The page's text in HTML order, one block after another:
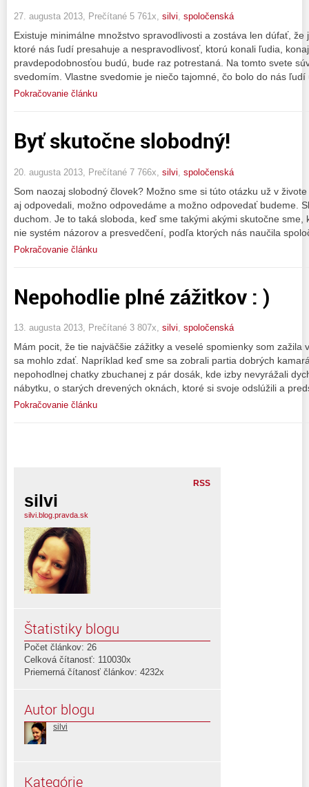
27. augusta 2013, Prečítané 5 761x, silvi spoločenská
Existuje minimálne množstvo spravodlivosti a zostáva len dúfať,
ktoré nás ľudí presahuje a nespravodlivosť, ktorú konali ľudia,
pravdepodobnosťou budú, bude raz potrestaná. Na tomto svete
svedomím. Vlastne svedomie je niečo tajomné, čo bolo do nás
Pokračovanie článku
Byť skutočne slobodný!
20. augusta 2013, Prečítané 7 766x, silvi spoločenská
Som naozaj slobodný človek? Možno sme si túto otázku už v
aj odpovedali, možno odpovedáme a možno odpovedať budeme.
duchom. Je to taká sloboda, keď sme takými akými skutočne sme,
nie systém názorov a presvedčení, podľa ktorých nás naučila
Pokračovanie článku
Nepohodlie plné zážitkov : )
13. augusta 2013, Prečítané 3 807x, silvi, spoločenská
Mám pocit, že tie najväčšie zážitky a veselé spomienky som zažila
sa mohlo zdať. Napríklad keď sme sa zobrali partia dobrých
nepohodlnej chatky zbuchanej z pár dosák, kde izby nevyrážali
nábytku, o starých drevených oknách, ktoré si svoje odslúžili a
Pokračovanie článku
RSS
silvi
silvi.blog.pravda.sk
Štatistiky blogu
Počet článkov: 26
Celková čítanosť: 110030x
Priemerná čítanosť článkov: 4232x
Autor blogu
silvi
Kategórie